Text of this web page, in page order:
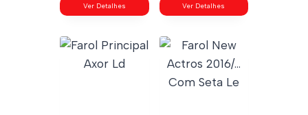
Ver Detalhes Ver Detalhes